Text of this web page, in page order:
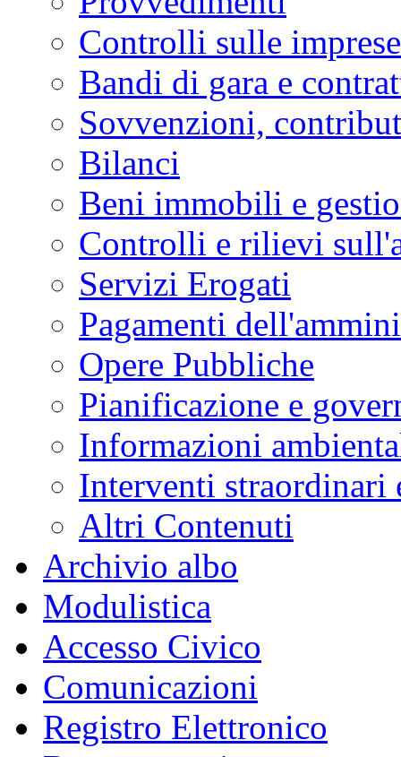
Controlli sulle imprese
Bandi di gara e
Sovvenzioni,
Bilanci
Beni immobili e
Controlli e rilievi
Servizi Erogati
Pagamenti
Opere Pubbliche
Pianificazione e
Informazioni
Interventi straordinari
Altri Contenuti
Archivio albo
Modulistica
Accesso Civico
Comunicazioni
Registro Elettronico